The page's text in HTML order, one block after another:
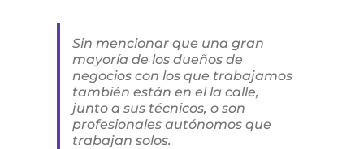
Sin mencionar que una gran
mayoría de los dueños de
negocios con los que trabajamos
también están en el la calle,
junto a sus técnicos, o son
profesionales autónomos que
trabajan solos.